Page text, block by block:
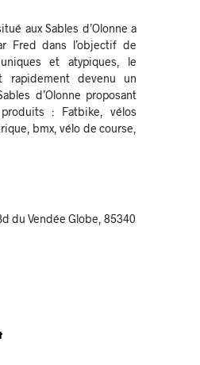
aux Sables d’Olonne a
Fred dans l’objectif de
et atypiques, le
rapidement devenu un
d’Olonne proposant
: Fatbike, vélos
bmx, vélo de course,
du Vendée Globe, 85340